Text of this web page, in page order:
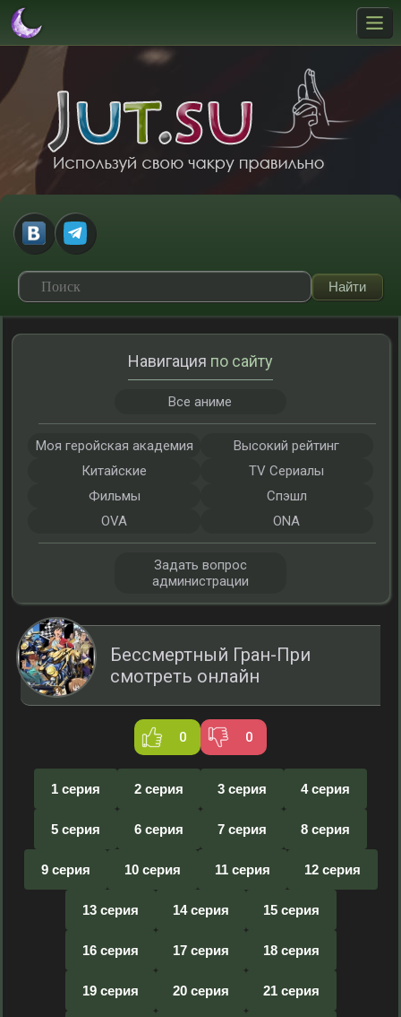
Бессмертный Гран-При
смотреть онлайн
0 0
1 серия 2 серия 3 серия 4 серия
5 серия 6 серия 7 серия 8 серия
9 серия 10 серия 11 серия 12 серия
13 серия 14 серия 15 серия
16 серия 17 серия 18 серия
19 серия 20 серия 21 серия
Навигация по сайту
Все аниме
Моя геройская академия
Высокий рейтинг
Китайские
TV Сериалы
Фильмы
Спэшл
OVA
ONA
Задать вопрос
администрации